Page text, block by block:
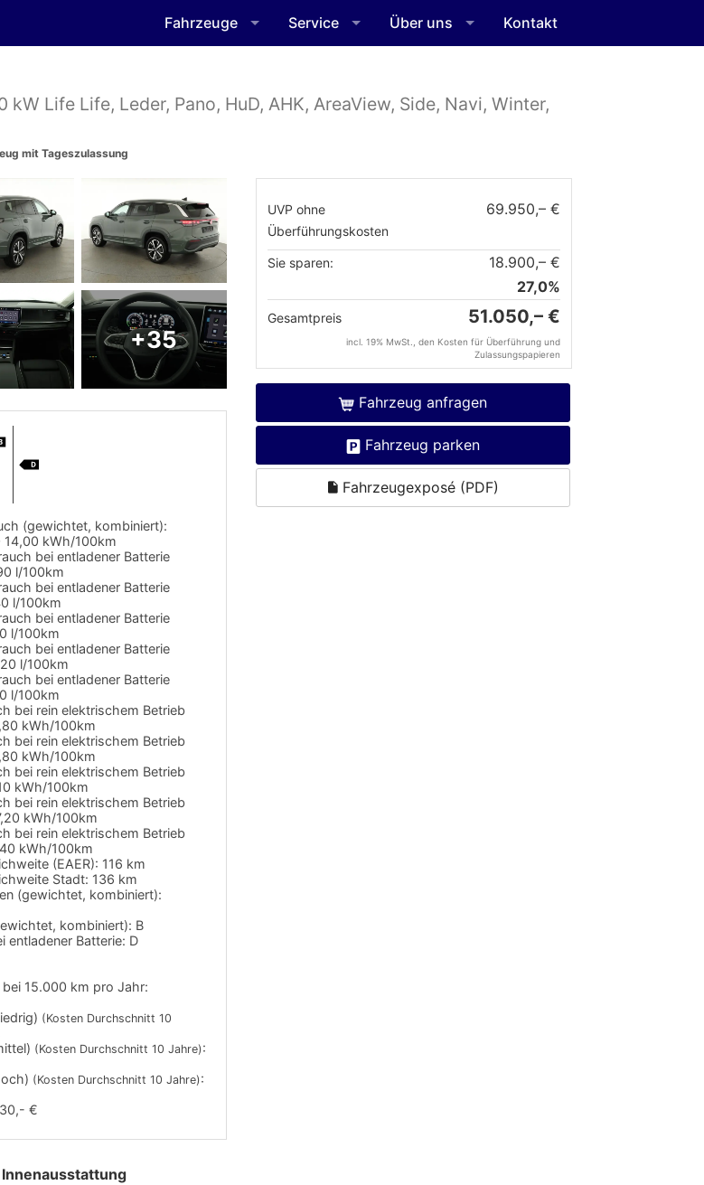
Fahrzeuge Service Über uns Kontakt
kW Life Life, Leder, Pano, HuD, AHK, AreaView, Side, Navi, Winter,
mit Tageszulassung
UVP ohne
Überführungskosten
69.950,– €
Sie sparen:
18.900,– €
27,0%
Gesamtpreis 51.050,– €
incl. 19% MwSt., den Kosten für Überführung und
Zulassungspapieren
Fahrzeug anfragen
Fahrzeug parken
Fahrzeugexposé (PDF)
+35
(gewichtet, kombiniert):
14,00 kWh/100km
bei entladener Batterie
l/100km
bei entladener Batterie
l/100km
bei entladener Batterie
l/100km
bei entladener Batterie
l/100km
bei entladener Batterie
l/100km
bei rein elektrischem Betrieb
kWh/100km
bei rein elektrischem Betrieb
kWh/100km
bei rein elektrischem Betrieb
kWh/100km
bei rein elektrischem Betrieb
kWh/100km
bei rein elektrischem Betrieb
kWh/100km
(EAER): 116 km
Stadt: 136 km
(gewichtet, kombiniert):
kombiniert): B
entladener Batterie: D
15.000 km pro Jahr:
(Kosten Durchschnitt 10
(Kosten Durchschnitt 10 Jahre):
(Kosten Durchschnitt 10 Jahre):
30,- €
Innenausstattung